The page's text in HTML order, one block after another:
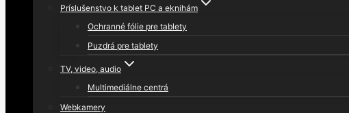
Príslušenstvo k tablet PC a eknihám
Ochranné fólie pre tablety
Puzdrá pre tablety
TV, video, audio
Multimediálne centrá
Webkamery